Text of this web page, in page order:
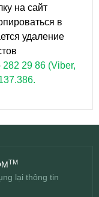
на сайт
в
удаление
29 86 (Viber,
TM
lại thông tin